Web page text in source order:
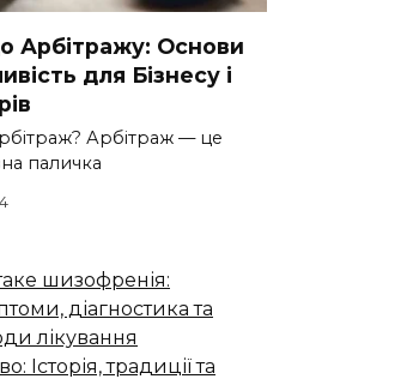
Арбітражу: Основи
для Бізнесу і
Арбітраж — це
паличка
4
шизофренія:
діагностика та
лікування
Історія, традиції та